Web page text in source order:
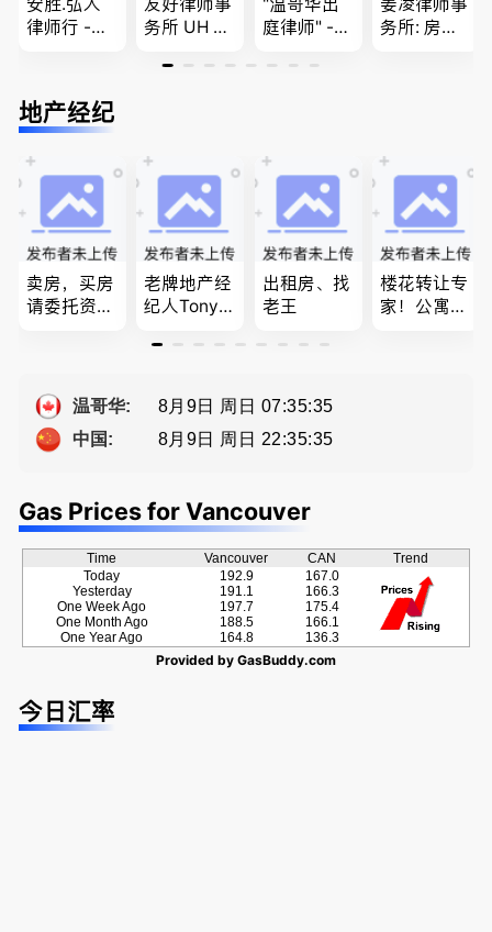
律师行 -
律师行、精
干团队、多
律师、多语
种服务、高
效优质、助
您安心乐
业、胜劵稳
操)
务所 UH LA
BC地区及
姻家庭、遗
嘱遗产
庭律师" -
务所 - 劳动
纠纷，审判
务所: 房产
地产经纪
卖房，买房
请委托资深
评
老牌地产经
纪人Tony L
经验买卖
佣
出租房、找
老王
楼花转让专
家！公寓销
温哥华:
8月9日 周日 07:35:35
中国:
8月9日 周日 22:35:35
Gas Prices for Vancouver
Time Vancouver CAN
Trend
Today
Yesterday
One Week Ago
One Month Ago
One Year Ago
192.9
191.1
197.7
188.5
164.8
167.0
166.3
175.4
166.1
136.3
Provided by GasBuddy.com
今日汇率